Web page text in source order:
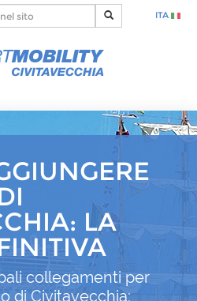
ITA
LA
collegamenti per
di Civitavecchia: